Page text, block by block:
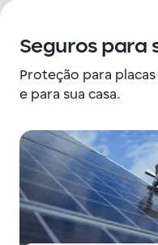
Seguros para
Proteção para
e para sua casa.